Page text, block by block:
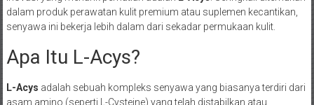
dalam produk perawatan kulit premium atau suplemen kecantikan,
senyawa ini bekerja lebih dalam dari sekadar permukaan kulit.
Apa Itu L-Acys?
L-Acys adalah sebuah kompleks senyawa yang biasanya terdiri dari
asam amino (seperti L-Cysteine) yang telah distabilkan atau